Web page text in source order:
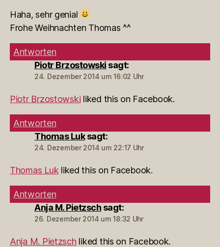
Haha, sehr genial
Frohe Weihnachten Thomas ^^
Antworten
Piotr Brzostowski sagt:
24. Dezember 2014 um 16:02 Uhr
Piotr Brzostowski liked this on Facebook.
Antworten
Thomas Luk sagt:
24. Dezember 2014 um 22:17 Uhr
Thomas Luk liked this on Facebook.
Antworten
Anja M. Pietzsch sagt:
26. Dezember 2014 um 18:32 Uhr
Anja M. Pietzsch liked this on Facebook.